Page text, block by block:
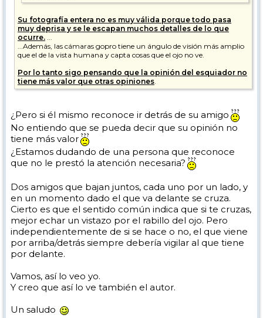
Su fotografía entera no es muy válida porque todo pasa
muy deprisa y se le escapan muchos detalles de lo que
ocurre.
...Además, las cámaras gopro tiene un ángulo de visión más amplio
que el de la vista humana y capta cosas que el ojo no ve.
Por lo tanto sigo pensando que la opinión del esquiador no
tiene más valor que otras opiniones
¿Pero si él mismo reconoce ir detrás de su amigo
No entiendo que se pueda decir que su opinión no
tiene más valor
¿Estamos dudando de una persona que reconoce
que no le prestó la atención necesaria?
Dos amigos que bajan juntos, cada uno por un lado, y
en un momento dado el que va delante se cruza.
Cierto es que el sentido común indica que si te cruzas,
mejor echar un vistazo por el rabillo del ojo. Pero
independientemente de si se hace o no, el que viene
por arriba/detrás siempre debería vigilar al que tiene
por delante.
Vamos, así lo veo yo.
Y creo que así lo ve también el autor.
Un saludo